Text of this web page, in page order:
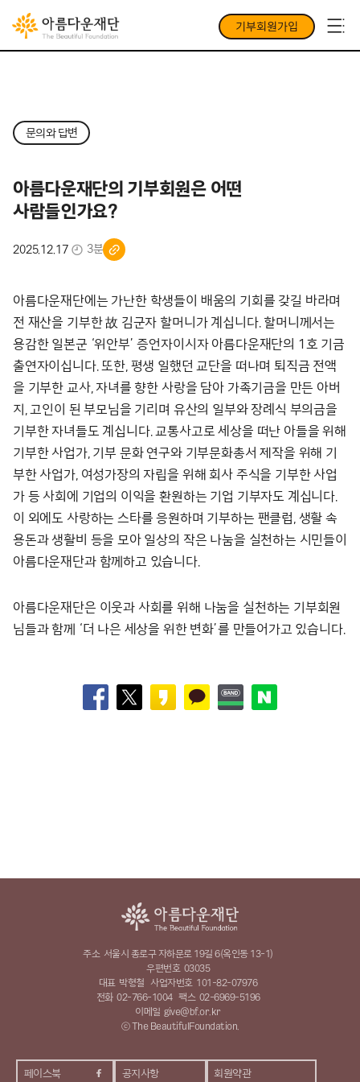
기부회원가입
문의와 답변
아름다운재단의 기부회원은 어떤
사람들인가요?
2025.12.17 3분
아름다운재단에는 가난한 학생들이 배움의 기회를 갖길 바라며
전 재산을 기부한 故 김군자 할머니가 계십니다. 할머니께서는
용감한 일본군 ‘위안부’ 증언자이시자 아름다운재단의 1호 기금
출연자이십니다. 또한, 평생 일했던 교단을 떠나며 퇴직금 전액
을 기부한 교사, 자녀를 향한 사랑을 담아 가족기금을 만든 아버
지, 고인이 된 부모님을 기리며 유산의 일부와 장례식 부의금을
기부한 자녀들도 계십니다. 교통사고로 세상을 떠난 아들을 위해
기부한 사업가, 기부 문화 연구와 기부문화총서 제작을 위해 기
부한 사업가, 여성가장의 자립을 위해 회사 주식을 기부한 사업
가 등 사회에 기업의 이익을 환원하는 기업 기부자도 계십니다.
이 외에도 사랑하는 스타를 응원하며 기부하는 팬클럽, 생활 속
용돈과 생활비 등을 모아 일상의 작은 나눔을 실천하는 시민들이
아름다운재단과 함께하고 있습니다.
아름다운재단은 이웃과 사회를 위해 나눔을 실천하는 기부회원
님들과 함께 ‘더 나은 세상을 위한 변화’를 만들어가고 있습니다.
페이스북 공지사항 회원약관
주소 서울시 종로구 자하문로 19길 6(옥인동 13-1)
우편번호 03035
대표 박형철 사업자번호 101-82-07976
전화 02-766-1004 팩스 02-6969-5196
이메일 give@bf.or.kr
ⓒ The BeautifulFoundation.